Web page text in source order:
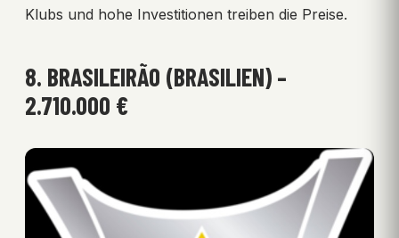
Klubs und hohe Investitionen treiben die Preise.
8. BRASILEIRÃO (BRASILIEN) –
2.710.000 €